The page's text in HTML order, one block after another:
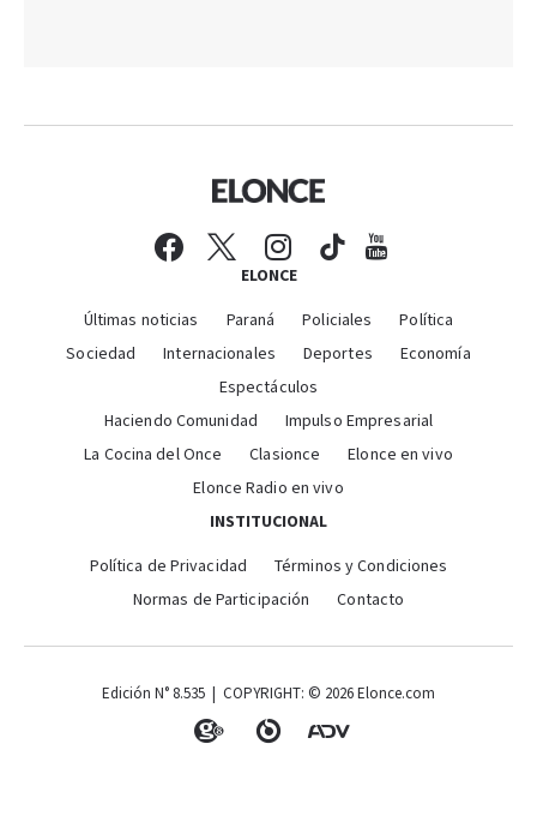
ELONCE
Últimas noticias Paraná Policiales
Política
Sociedad
Internacionales Deportes
Economía
Espectáculos
Haciendo Comunidad
Impulso Empresarial
La Cocina del Once
Clasionce
Elonce en vivo
Elonce Radio en vivo
INSTITUCIONAL
Política de Privacidad
Términos y Condiciones
Normas de Participación
Contacto
Edición N° 8.535 | COPYRIGHT: © 2026 Elonce.com